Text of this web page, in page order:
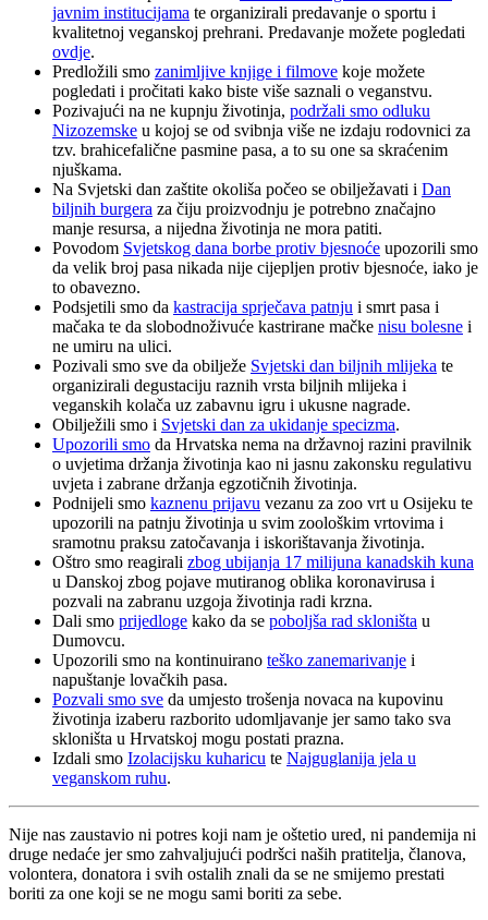
javnim institucijama te organizirali predavanje o sportu i
kvalitetnoj veganskoj prehrani. Predavanje možete pogledati
ovdje.
Predložili smo zanimljive knjige i filmove koje možete
pogledati i pročitati kako biste više saznali o veganstvu.
Pozivajući na ne kupnju životinja, podržali smo odluku
Nizozemske u kojoj se od svibnja više ne izdaju rodovnici za
tzv. brahicefalične pasmine pasa, a to su one sa skraćenim
njuškama.
Na Svjetski dan zaštite okoliša počeo se obilježavati i Dan
biljnih burgera za čiju proizvodnju je potrebno značajno
manje resursa, a nijedna životinja ne mora patiti.
Povodom Svjetskog dana borbe protiv bjesnoće upozorili smo
da velik broj pasa nikada nije cijepljen protiv bjesnoće, iako je
to obavezno.
Podsjetili smo da kastracija sprječava patnju i smrt pasa i
mačaka te da slobodnoživuće kastrirane mačke nisu bolesne i
ne umiru na ulici.
Pozivali smo sve da obilježe Svjetski dan biljnih mlijeka te
organizirali degustaciju raznih vrsta biljnih mlijeka i
veganskih kolača uz zabavnu igru i ukusne nagrade.
Obilježili smo i Svjetski dan za ukidanje specizma.
Upozorili smo da Hrvatska nema na državnoj razini pravilnik
o uvjetima držanja životinja kao ni jasnu zakonsku regulativu
uvjeta i zabrane držanja egzotičnih životinja.
Podnijeli smo kaznenu prijavu vezanu za zoo vrt u Osijeku te
upozorili na patnju životinja u svim zoološkim vrtovima i
sramotnu praksu zatočavanja i iskorištavanja životinja.
Oštro smo reagirali zbog ubijanja 17 milijuna kanadskih kuna
u Danskoj zbog pojave mutiranog oblika koronavirusa i
pozvali na zabranu uzgoja životinja radi krzna.
Dali smo prijedloge kako da se poboljša rad skloništa u
Dumovcu.
Upozorili smo na kontinuirano teško zanemarivanje i
napuštanje lovačkih pasa.
Pozvali smo sve da umjesto trošenja novaca na kupovinu
životinja izaberu razborito udomljavanje jer samo tako sva
skloništa u Hrvatskoj mogu postati prazna.
Izdali smo Izolacijsku kuharicu te Najguglanija jela u
veganskom ruhu.
Nije nas zaustavio ni potres koji nam je oštetio ured, ni pandemija ni
druge nedaće jer smo zahvaljujući podršci naših pratitelja, članova,
volontera, donatora i svih ostalih znali da se ne smijemo prestati
boriti za one koji se ne mogu sami boriti za sebe.